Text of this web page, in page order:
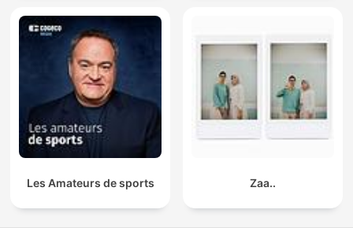
Les Amateurs de sports Zaa..